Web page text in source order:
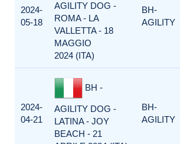
2024-
05-18
AGILITY DOG -
ROMA - LA
VALLETTA - 18
MAGGIO
2024 (ITA)
BH-
AGILITY
2024-
04-21
BH -
AGILITY DOG -
LATINA - JOY
BEACH - 21
BH-
AGILITY